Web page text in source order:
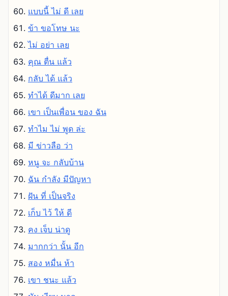
แบบนี้ ไม่ ดี เลย
ข้า ขอโทษ นะ
ไม่ อย่า เลย
คุณ ตื่น แล้ว
กลับ ได้ แล้ว
ทําได้ ดีมาก เลย
เขา เป็นเพื่อน ของ ฉัน
ทําไม ไม่ พูด ล่ะ
มี ข่าวลือ ว่า
หนู จะ กลับบ้าน
ฉัน กําลัง มีปัญหา
ฝัน ที่ เป็นจริง
เก็บ ไว้ ให้ ดี
คง เจ็บ น่าดู
มากกว่า นั้น อีก
สอง หมื่น ห้า
เขา ชนะ แล้ว